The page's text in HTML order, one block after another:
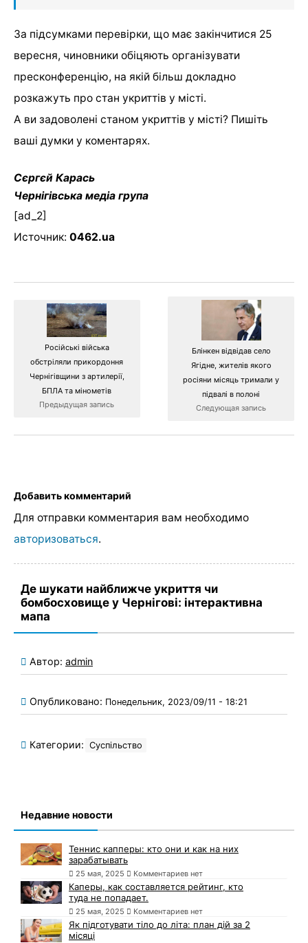
За підсумками перевірки, що має закінчитися 25
вересня, чиновники обіцяють організувати
пресконференцію, на якій більш докладно
розкажуть про стан укриттів у місті.
А ви задоволені станом укриттів у місті? Пишіть
ваші думки у коментарях.
Сєргєй Карась
Чернігівська медіа група
[ad_2]
Источник: 0462.ua
Російські війська
обстріляли прикордоння
Чернігівщини з артилерії,
БПЛА та мінометів
Предыдущая запись
Блінкен відвідав село
Ягідне, жителів якого
росіяни місяць тримали у
підвалі в полоні
Следующая запись
Добавить комментарий
Для отправки комментария вам необходимо
авторизоваться.
Де шукати найближче укриття чи
бомбосховище у Чернігові: інтерактивна
мапа
Автор: admin
Опубликовано: Понедельник, 2023/09/11 - 18:21
Категории: Суспільство
Недавние новости
Теннис капперы: кто они и как на них
зарабатывать
25 мая, 2025 Комментариев нет
Каперы, как составляется рейтинг, кто
туда не попадает.
25 мая, 2025 Комментариев нет
Як підготувати тіло до літа: план дій за 2
місяці